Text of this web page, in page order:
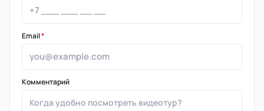
Email*
Комментарий